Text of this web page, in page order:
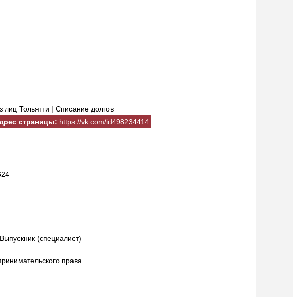
лиц Тольятти | Списание долгов
страницы: https://vk.com/id498234414
(специалист)
права